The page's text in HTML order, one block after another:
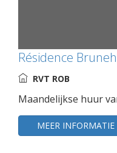
Résidence
RVT ROB
Maandelijkse huur
MEER INFORMATIE